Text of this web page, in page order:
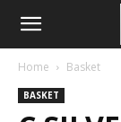
Home Basket
BASKET